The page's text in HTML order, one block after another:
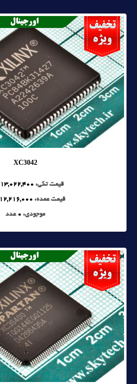
XC3042
قیمت تکی: 13,022,400
قیمت عمده: 12,216,000
موجودی: 0 عدد